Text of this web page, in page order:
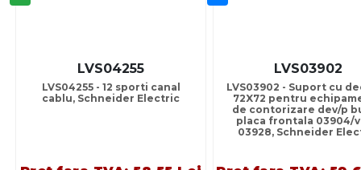
LVS04255
LVS04255 - 12 sporti canal
cablu, Schneider Electric
LVS03902
LVS03902 - Suport cu
72X72 pentru
de contorizare dev/p
placa frontala 03904/
03928, Schneider